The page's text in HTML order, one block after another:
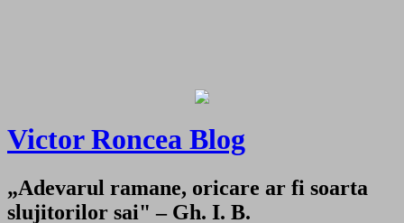
Victor Roncea Blog
„Adevarul ramane, oricare ar fi soarta
slujitorilor sai" – Gh. I. B.